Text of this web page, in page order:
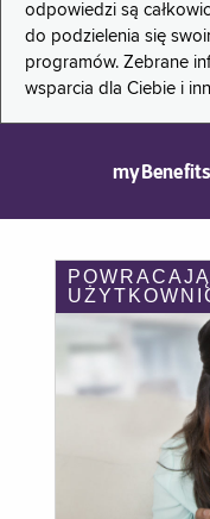
odpowiedzi są
do podzielenia się
programów. Zebrane
wsparcia dla Ciebie i
myBenefits